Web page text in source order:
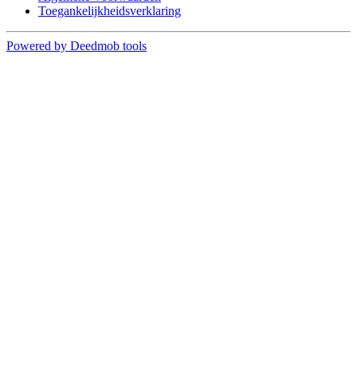
Toegankelijkheidsverklaring
Powered by Deedmob tools